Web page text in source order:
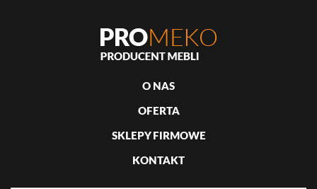
O NAS
OFERTA
SKLEPY FIRMOWE
KONTAKT